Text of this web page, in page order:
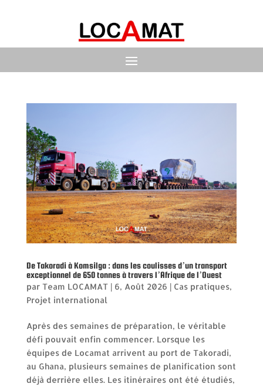
De Takoradi à Komsilga : dans les coulisses d’un transport
exceptionnel de 650 tonnes à travers l’Afrique de l’Ouest
par Team LOCAMAT| 6, Août 2026 | Cas pratiques,
Projet international
Après des semaines de préparation, le véritable
défi pouvait enfin commencer. Lorsque les
équipes de Locamat arrivent au port de Takoradi,
au Ghana, plusieurs semaines de planification sont
déjà derrière elles. Les itinéraires ont été étudiés,